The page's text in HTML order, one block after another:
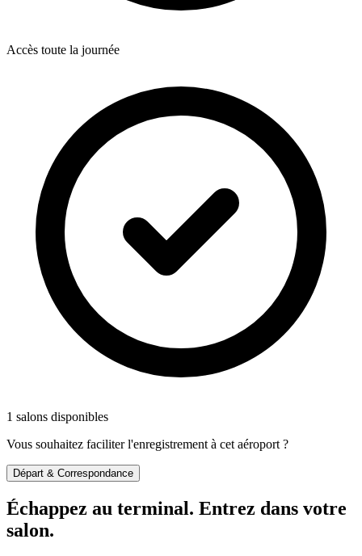
Accès toute la journée
1 salons disponibles
Vous souhaitez faciliter l'enregistrement à cet aéroport ?
Départ & Correspondance
Échappez au terminal. Entrez dans votre
salon.